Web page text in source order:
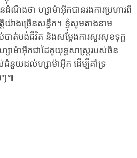
ណឹងថា​​ ហ្សាម៉ាអ៊ីកបាន​រងការប្រហារ​ពី
ាងច្រើនសន្ធឹក។ ​ខ្ញុំសូមតាងនាម
ាត់បង់ជីវិត​ និងសម្តែងការសួរសុខទុក្ខ
ាម៉ាអ៊ីកជា​ដៃគូយុទ្ធសាស្រ្តរបស់ចិន​
ជំនួយដល់ហ្សាម៉ាអ៊ីក ​ដើម្បីគាំទ្រ
ៗ៕